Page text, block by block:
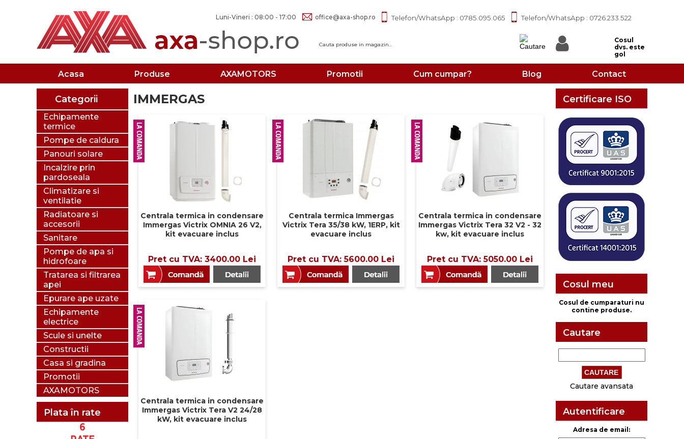
Luni-Vineri : 08:00 - 17:00 office@axa-shop.ro Telefon/WhatsApp : 0785.095.065 Telefon/WhatsApp : 0726.233.522
Cosul
dvs. este
gol
Acasa Produse AXAMOTORS Promotii Cum cumpar? Blog Contact
Categorii
Echipamente
termice
Pompe de caldura
Panouri solare
Incalzire prin
pardoseala
Climatizare si
ventilatie
Radiatoare si
accesorii
Sanitare
Pompe de apa si
hidrofoare
Tratarea si filtrarea
apei
Epurare ape uzate
Echipamente
electrice
Scule si unelte
Constructii
Casa si gradina
Promotii
AXAMOTORS
Plata în rate
Certificare ISO
Cosul meu
Cosul de cumparaturi nu
contine produse.
Cautare
Cautare avansata
Autentificare
Adresa de email:
IMMERGAS
Centrala termica in condensare
Immergas Victrix OMNIA 26 V2,
kit evacuare inclus
Pret cu TVA: 3400.00 Lei
Centrala termica Immergas
Victrix Tera 35/38 kW, 1ERP, kit
evacuare inclus
Pret cu TVA: 5600.00 Lei
Centrala termica in condensare
Immergas Victrix Tera 32 V2 - 32
kw, kit evacuare inclus
Pret cu TVA: 5050.00 Lei
Centrala termica in condensare
Immergas Victrix Tera V2 24/28
kW, kit evacuare inclus